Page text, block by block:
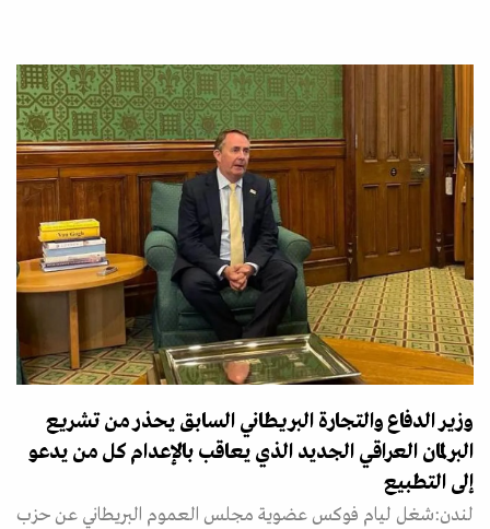
وزير الدفاع والتجارة البريطاني السابق يحذر من تشريع
البرلمان العراقي الجديد الذي يعاقب بالإعدام كل من يدعو
إلى التطبيع
لندن:شغل ليام فوكس عضوية مجلس العموم البريطاني عن حزب